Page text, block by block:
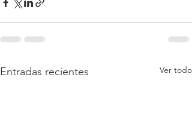
Entradas recientes Ver todo